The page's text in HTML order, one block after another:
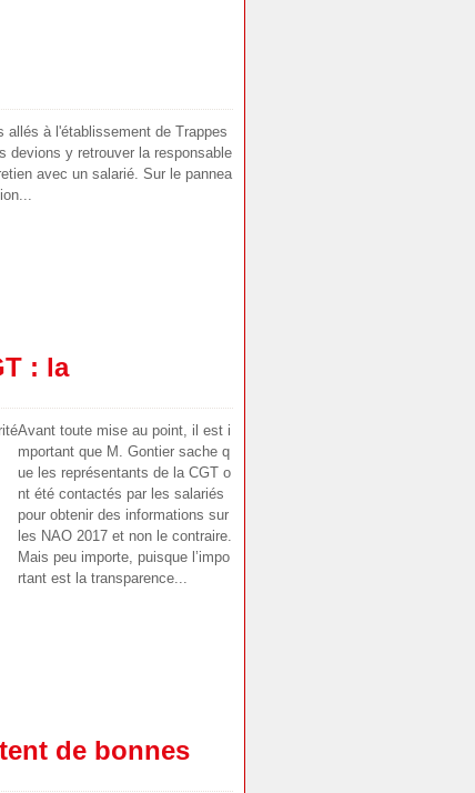
allés à l'établissement de Trappes
devions y retrouver la responsable
avec un salarié. Sur le pannea
: la
Avant toute mise au point, il est i
mportant que M. Gontier sache q
ue les représentants de la CGT o
nt été contactés par les salariés
pour obtenir des informations sur
les NAO 2017 et non le contraire.
Mais peu importe, puisque l’impo
rtant est la transparence...
de bonnes